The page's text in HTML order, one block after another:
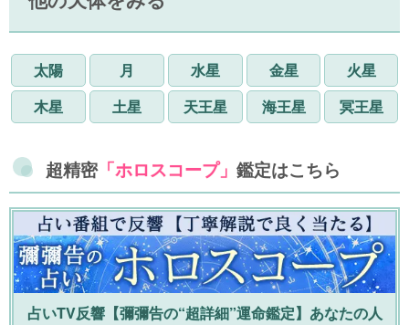
太陽 月 水星 金星
火星
木星
土星 天王星 海王星 冥王星
超精密「ホロスコープ」 鑑定はこちら
占いTV反響【彌彌告の“超詳細”運命鑑定】あなたの人